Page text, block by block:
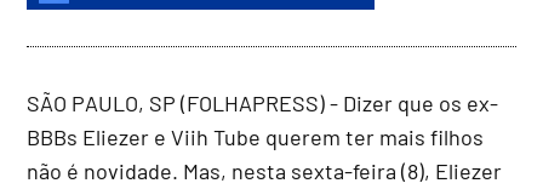
SÃO PAULO, SP (FOLHAPRESS) - Dizer que os ex-
BBBs Eliezer e Viih Tube querem ter mais filhos
não é novidade. Mas, nesta sexta-feira (8), Eliezer